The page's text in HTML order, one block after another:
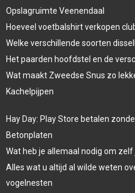
Opslagruimte Veenendaal
Hoeveel voetbalshirt verkopen
Welke verschillende soorten
Het paarden hoofdstel en de
Wat maakt Zweedse Snus zo
Kachelpijpen
Hay Day: Play Store betalen
Betonplaten
Wat heb je allemaal nodig om
Alles wat u altijd al wilde weten
vogelnesten